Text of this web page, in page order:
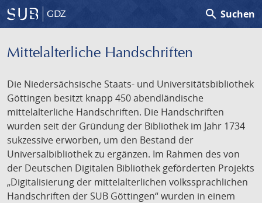
GDZ search Suchen
Mittelalterliche Handschriften
Die Niedersächsische Staats- und Universitätsbibliothek
Göttingen besitzt knapp 450 abendländische
mittelalterliche Handschriften. Die Handschriften
wurden seit der Gründung der Bibliothek im Jahr 1734
sukzessive erworben, um den Bestand der
Universalbibliothek zu ergänzen. Im Rahmen des von
der Deutschen Digitalen Bibliothek geförderten Projekts
„Digitalisierung der mittelalterlichen volkssprachlichen
Handschriften der SUB Göttingen“ wurden in einem